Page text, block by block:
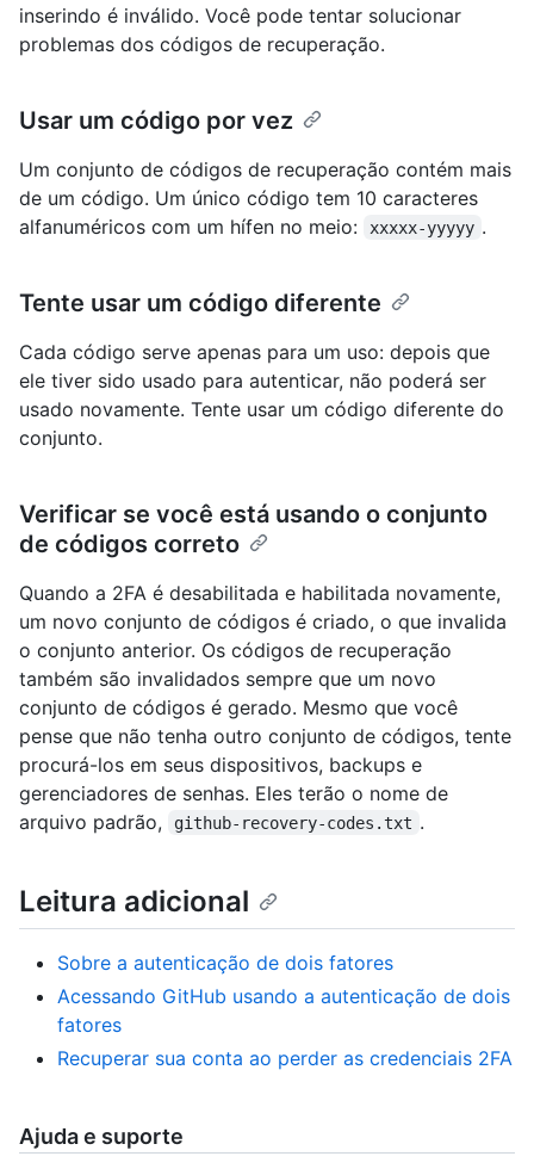
inserindo é inválido. Você pode tentar solucionar
problemas dos códigos de recuperação.
Usar um código por vez
Um conjunto de códigos de recuperação contém mais
de um código. Um único código tem 10 caracteres
alfanuméricos com um hífen no meio:
xxxxx-yyyyy .
Tente usar um código diferente
Cada código serve apenas para um uso: depois que
ele tiver sido usado para autenticar, não poderá ser
usado novamente. Tente usar um código diferente do
conjunto.
Verificar se você está usando o conjunto
de códigos correto
Quando a 2FA é desabilitada e habilitada novamente,
um novo conjunto de códigos é criado, o que invalida
o conjunto anterior. Os códigos de recuperação
também são invalidados sempre que um novo
conjunto de códigos é gerado. Mesmo que você
pense que não tenha outro conjunto de códigos, tente
procurá-los em seus dispositivos, backups e
gerenciadores de senhas. Eles terão o nome de
arquivo padrão,
github-recovery-codes.txt .
Leitura adicional
Sobre a autenticação de dois fatores
Acessando GitHub usando a autenticação de dois
fatores
Recuperar sua conta ao perder as credenciais 2FA
Ajuda e suporte